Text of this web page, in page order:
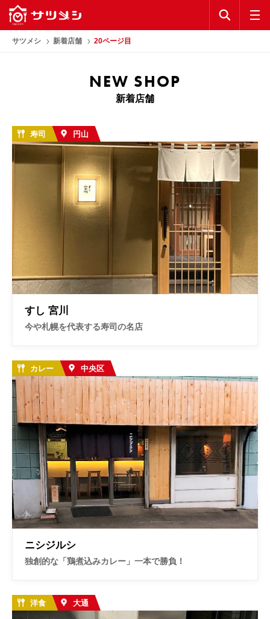
KEYWORD
公式アプリ
利用規約
プライバシーポリシー
お問い合わせ
サツメシ 新着店舗 20ページ目
NEW SHOP
新着店舗
寿司 円山
すし 宮川
今や札幌を代表する寿司の名店
カレー 中央区
ニシジルシ
独創的な「鶏煮込みカレー」一本で勝負！
洋食 大通